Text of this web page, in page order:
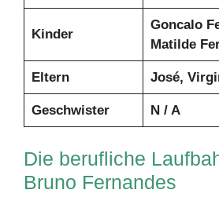
Kinder
Goncalo
Matilde
Eltern José,
Geschwister N / A
Die berufliche
Bruno Fernandes